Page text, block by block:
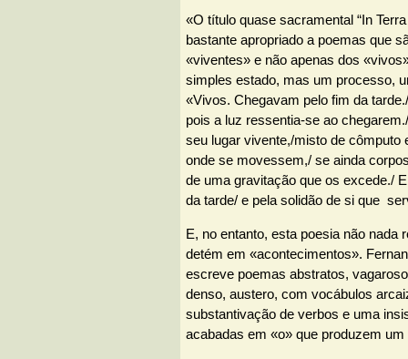
«O título quase sacramental “In
bastante apropriado a poemas que
«viventes» e não apenas dos
simples estado, mas um processo,
«Vivos. Chegavam pelo fim da
pois a luz ressentia-se ao
seu lugar vivente,/misto de cômputo
onde se movessem,/ se ainda
de uma gravitação que os excede./
da tarde/ e pela solidão de si que
E, no entanto, esta poesia não nada
detém em «acontecimentos».
escreve poemas abstratos,
denso, austero, com vocábulos
substantivação de verbos e uma
acabadas em «o» que produzem